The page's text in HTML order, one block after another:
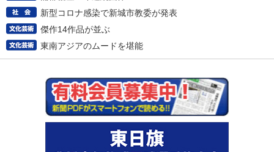
新型コロナ感染で新城市教委が発表
傑作14作品が並ぶ
東南アジアのムードを堪能